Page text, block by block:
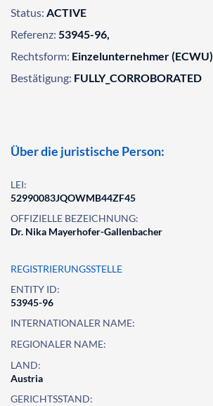
Status: ACTIVE
Referenz: 53945-96,
Rechtsform: Einzelunternehmer (ECWU)
Bestätigung: FULLY_CORROBORATED
Über die juristische Person:
LEI:
52990083JQOWMB44ZF45
OFFIZIELLE BEZEICHNUNG:
Dr. Nika Mayerhofer-Gallenbacher
REGISTRIERUNGSSTELLE
ENTITY ID:
53945-96
INTERNATIONALER NAME:
REGIONALER NAME:
LAND:
Austria
GERICHTSSTAND: